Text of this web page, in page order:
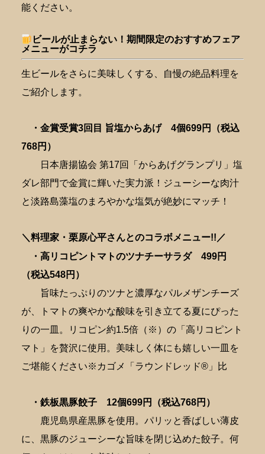
能ください。
ビールが止まらない！期間限定のおすすめフェア
メニューがコチラ
生ビールをさらに美味しくする、自慢の絶品料理を
ご紹介します。
・金賞受賞3回目 旨塩からあげ 4個699円（税込
768円）
日本唐揚協会 第17回「からあげグランプリ」塩
ダレ部門で金賞に輝いた実力派！ジューシーな肉汁
と淡路島藻塩のまろやかな塩気が絶妙にマッチ！
＼料理家・栗原心平さんとのコラボメニュー!!／
・高リコピントマトのツナチーサラダ 499円
（税込548円）
旨味たっぷりのツナと濃厚なパルメザンチーズ
が、トマトの爽やかな酸味を引き立てる夏にぴった
りの一皿。リコピン約1.5倍（※）の「高リコピント
マト」を贅沢に使用。美味しく体にも嬉しい一皿を
ご堪能ください※カゴメ「ラウンドレッド®」比
・鉄板黒豚餃子 12個699円（税込768円）
鹿児島県産黒豚を使用。パリッと香ばしい薄皮
に、黒豚のジューシーな旨味を閉じ込めた餃子。何